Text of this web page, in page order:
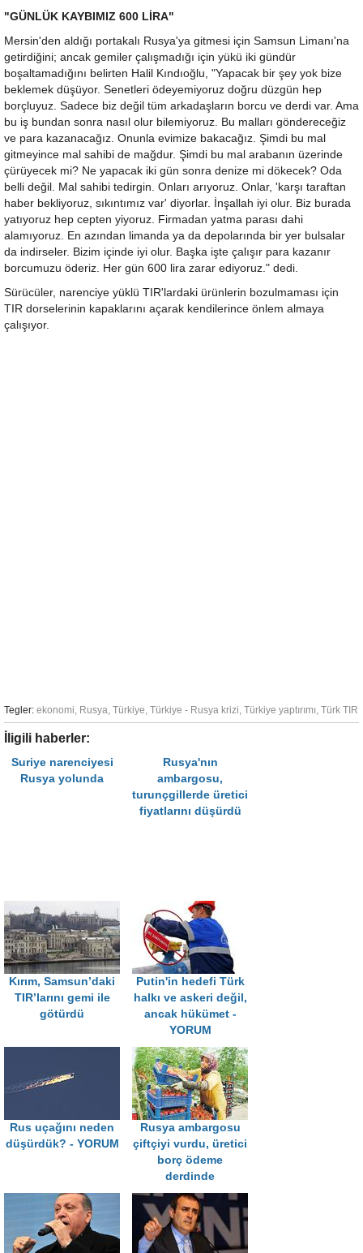
"GÜNLÜK KAYBIMIZ 600 LİRA"
Mersin'den aldığı portakalı Rusya'ya gitmesi için Samsun Limanı'na
getirdiğini; ancak gemiler çalışmadığı için yükü iki gündür
boşaltamadığını belirten Halil Kındıoğlu, "Yapacak bir şey yok bize
beklemek düşüyor. Senetleri ödeyemiyoruz doğru düzgün hep
borçluyuz. Sadece biz değil tüm arkadaşların borcu ve derdi var. Ama
bu iş bundan sonra nasıl olur bilemiyoruz. Bu malları göndereceğiz
ve para kazanacağız. Onunla evimize bakacağız. Şimdi bu mal
gitmeyince mal sahibi de mağdur. Şimdi bu mal arabanın üzerinde
çürüyecek mi? Ne yapacak iki gün sonra denize mi dökecek? Oda
belli değil. Mal sahibi tedirgin. Onları arıyoruz. Onlar, 'karşı taraftan
haber bekliyoruz, sıkıntımız var' diyorlar. İnşallah iyi olur. Biz burada
yatıyoruz hep cepten yiyoruz. Firmadan yatma parası dahi
alamıyoruz. En azından limanda ya da depolarında bir yer bulsalar
da indirseler. Bizim içinde iyi olur. Başka işte çalışır para kazanır
borcumuzu öderiz. Her gün 600 lira zarar ediyoruz." dedi.
Sürücüler, narenciye yüklü TIR'lardaki ürünlerin bozulmaması için
TIR dorselerinin kapaklarını açarak kendilerince önlem almaya
çalışıyor.
Tegler: ekonomi, Rusya, Türkiye, Türkiye - Rusya krizi, Türkiye yaptırımı, Türk TIR
İligili haberler:
Suriye narenciyesi
Rusya yolunda
Rusya'nın
ambargosu,
turunçgillerde üretici
fiyatlarını düşürdü
Kırım, Samsun’daki
TIR’larını gemi ile
götürdü
Putin'in hedefi Türk
halkı ve askeri değil,
ancak hükümet -
YORUM
Rus uçağını neden
düşürdük? - YORUM
Rusya ambargosu
çiftçiyi vurdu, üretici
borç ödeme
derdinde